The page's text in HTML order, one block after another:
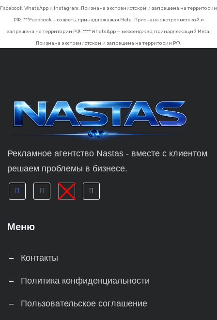
Facebook, WhatsApp и Instagram. Признана экстремистской и запрещена на территории
РФ. ***Facebook — соцсеть, принадлежащая Meta. Признана экстремистской и
запрещена на территории РФ. **** WhatsApp — мессенджер, принадлежащий Meta.
Признана экстремистской и запрещена на территории РФ.
Рекламное агентство Nastas - вместе с клиентом
решаем проблемы в бизнесе.
Меню
Контакты
Политика конфиденциальности
Пользовательское соглашение